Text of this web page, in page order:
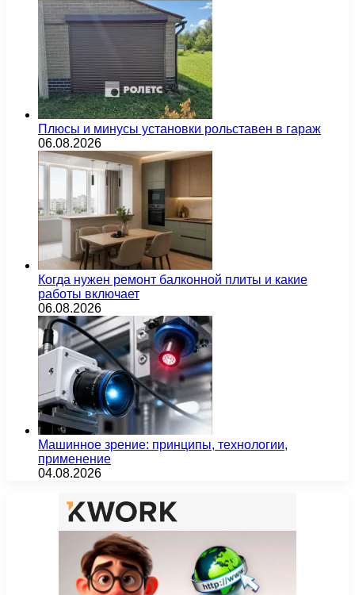
Плюсы и минусы установки рольставен в гараж
06.08.2026
Когда нужен ремонт балконной плиты и какие
работы включает
06.08.2026
Машинное зрение: принципы, технологии,
применение
04.08.2026